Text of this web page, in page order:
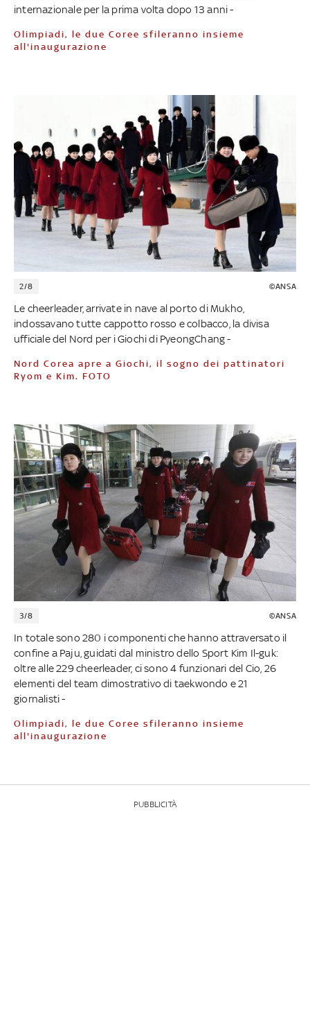
internazionale per la prima volta dopo 13 anni -
Olimpiadi, le due Coree sfileranno insieme
all'inaugurazione
2/8 ©ANSA
Le cheerleader, arrivate in nave al porto di Mukho,
indossavano tutte cappotto rosso e colbacco, la divisa
ufficiale del Nord per i Giochi di PyeongChang -
Nord Corea apre a Giochi, il sogno dei pattinatori
Ryom e Kim. FOTO
3/8 ©ANSA
In totale sono 280 i componenti che hanno attraversato il
confine a Paju, guidati dal ministro dello Sport Kim Il-guk:
oltre alle 229 cheerleader, ci sono 4 funzionari del Cio, 26
elementi del team dimostrativo di taekwondo e 21
giornalisti -
Olimpiadi, le due Coree sfileranno insieme
all'inaugurazione
PUBBLICITÀ